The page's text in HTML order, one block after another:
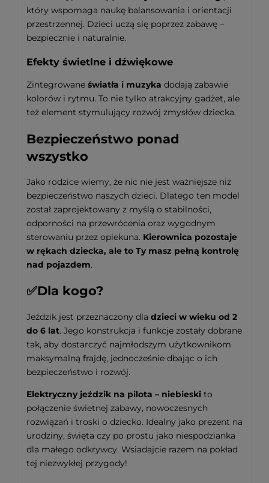
który wspomaga naukę balansowania i orientacji
przestrzennej. Dzieci uczą się poprzez zabawę –
bezpiecznie i naturalnie.
Efekty świetlne i dźwiękowe
Zintegrowane światła i muzyka dodają zabawie
kolorów i rytmu. To nie tylko atrakcyjny gadżet, ale
też element stymulujący rozwój zmysłów dziecka.
Bezpieczeństwo ponad
wszystko
Jako rodzice wiemy, że nic nie jest ważniejsze niż
bezpieczeństwo naszych dzieci. Dlatego ten model
został zaprojektowany z myślą o stabilności,
odporności na przewrócenia oraz wygodnym
sterowaniu przez opiekuna. Kierownica pozostaje
w rękach dziecka, ale to Ty masz pełną kontrolę
nad pojazdem.
✅Dla kogo?
Jeździk jest przeznaczony dla dzieci w wieku od 2
do 6 lat. Jego konstrukcja i funkcje zostały dobrane
tak, aby dostarczyć najmłodszym użytkownikom
maksymalną frajdę, jednocześnie dbając o ich
bezpieczeństwo i rozwój.
Elektryczny jeździk na pilota – niebieski to
połączenie świetnej zabawy, nowoczesnych
rozwiązań i troski o dziecko. Idealny jako prezent na
urodziny, święta czy po prostu jako niespodzianka
dla małego odkrywcy. Wsiadajcie razem na pokład
tej niezwykłej przygody!